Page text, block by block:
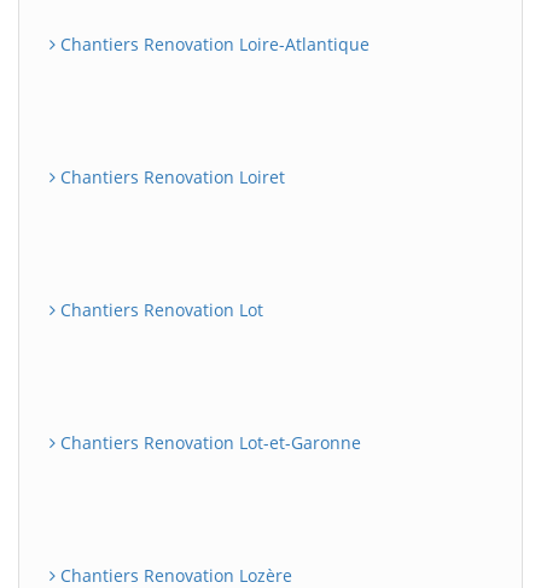
Chantiers Renovation Loire-Atlantique
Chantiers Renovation Loiret
Chantiers Renovation Lot
Chantiers Renovation Lot-et-Garonne
Chantiers Renovation Lozère